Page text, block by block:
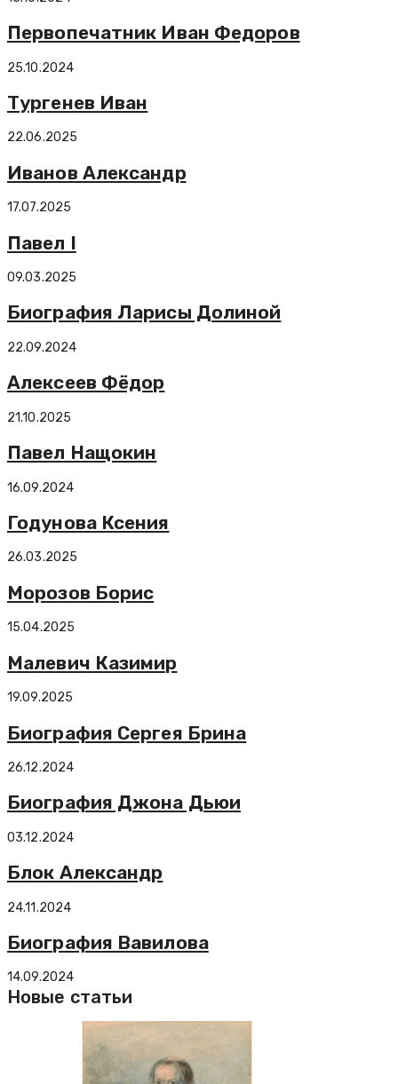
Первопечатник Иван Федоров
25.10.2024
Тургенев Иван
22.06.2025
Иванов Александр
17.07.2025
Павел I
09.03.2025
Биография Ларисы Долиной
22.09.2024
Алексеев Фёдор
21.10.2025
Павел Нащокин
16.09.2024
Годунова Ксения
26.03.2025
Морозов Борис
15.04.2025
Малевич Казимир
19.09.2025
Биография Сергея Брина
26.12.2024
Биография Джона Дьюи
03.12.2024
Блок Александр
24.11.2024
Биография Вавилова
14.09.2024
Новые статьи